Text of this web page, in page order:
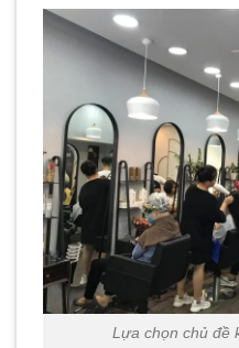
Lựa chọn chủ đề